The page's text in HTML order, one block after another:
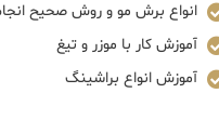
انواع برش مو و روش صحیح
آموزش کار با موزر و تیغ
آموزش انواع براشینگ